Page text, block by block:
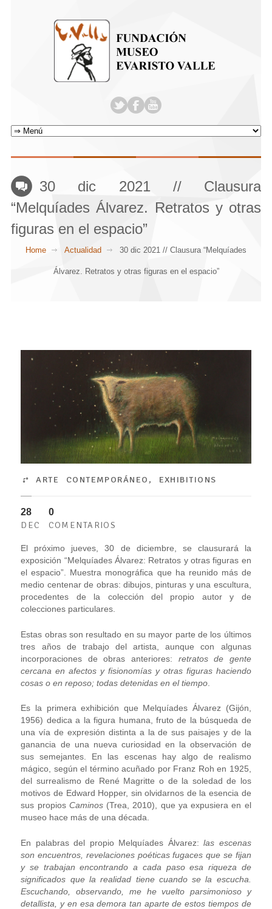
30 dic 2021 // Clausura
“Melquíades Álvarez. Retratos y otras
figuras en el espacio”
Home Actualidad 30 dic 2021 // Clausura “Melquíades
Álvarez. Retratos y otras figuras en el espacio”
ARTE CONTEMPORÁNEO , EXHIBITIONS
28
DEC
0
COMENTARIOS
El próximo jueves, 30 de diciembre, se clausurará la
exposición “Melquíades Álvarez: Retratos y otras figuras en
el espacio”. Muestra monográfica que ha reunido más de
medio centenar de obras: dibujos, pinturas y una escultura,
procedentes de la colección del propio autor y de
colecciones particulares.
Estas obras son resultado en su mayor parte de los últimos
tres años de trabajo del artista, aunque con algunas
incorporaciones de obras anteriores: retratos de gente
cercana en afectos y fisionomías y otras figuras haciendo
cosas o en reposo; todas detenidas en el tiempo
Es la primera exhibición que Melquíades Álvarez (Gijón,
1956) dedica a la figura humana, fruto de la búsqueda de
una vía de expresión distinta a la de sus paisajes y de la
ganancia de una nueva curiosidad en la observación de
sus semejantes. En las escenas hay algo de realismo
mágico, según el término acuñado por Franz Roh en 1925,
del surrealismo de René Magritte o de la soledad de los
motivos de Edward Hopper, sin olvidarnos de la esencia de
sus propios Caminos (Trea, 2010), que ya expusiera en el
museo hace más de una década.
En palabras del propio Melquíades Álvarez:las escenas
son encuentros, revelaciones poéticas fugaces que se fijan
y se trabajan encontrando a cada paso esa riqueza de
significados que la realidad tiene cuando se la escucha.
Escuchando, observando, me he vuelto parsimonioso y
detallista, y en esa demora tan aparte de estos tiempos de